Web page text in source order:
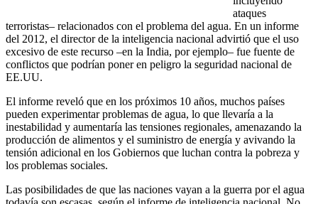
ataques
terroristas– relacionados con el problema del agua. En un informe
del 2012, el director de la inteligencia nacional advirtió que el uso
excesivo de este recurso –en la India, por ejemplo– fue fuente de
conflictos que podrían poner en peligro la seguridad nacional de
EE.UU.
El informe reveló que en los próximos 10 años, muchos países
pueden experimentar problemas de agua, lo que llevaría a la
inestabilidad y aumentaría las tensiones regionales, amenazando la
producción de alimentos y el suministro de energía y avivando la
tensión adicional en los Gobiernos que luchan contra la pobreza y
los problemas sociales.
Las posibilidades de que las naciones vayan a la guerra por el agua